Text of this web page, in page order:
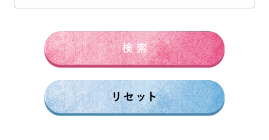
150万円前後 200万円前後 250万円前後
300万円前後 500万円～